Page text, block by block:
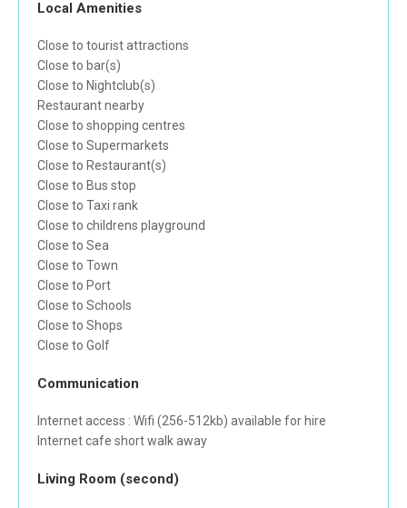
Local Amenities
Close to tourist attractions
Close to bar(s)
Close to Nightclub(s)
Restaurant nearby
Close to shopping centres
Close to Supermarkets
Close to Restaurant(s)
Close to Bus stop
Close to Taxi rank
Close to childrens playground
Close to Sea
Close to Town
Close to Port
Close to Schools
Close to Shops
Close to Golf
Communication
Internet access : Wifi (256-512kb) available for hire
Internet cafe short walk away
Living Room (second)